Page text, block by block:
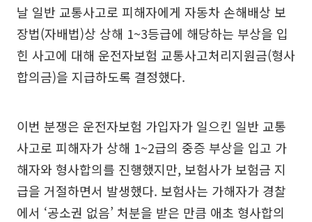
날 일반 교통사고로 피해자에게 자동차 손해배상 보
장법(자배법)상 상해 1~3등급에 해당하는 부상을 입
힌 사고에 대해 운전자보험 교통사고처리지원금(형사
합의금)을 지급하도록 결정했다.
이번 분쟁은 운전자보험 가입자가 일으킨 일반 교통
사고로 피해자가 상해 1~2급의 중증 부상을 입고 가
해자와 형사합의를 진행했지만, 보험사가 보험금 지
급을 거절하면서 발생했다. 보험사는 가해자가 경찰
에서 ‘공소권 없음’ 처분을 받은 만큼 애초 형사합의